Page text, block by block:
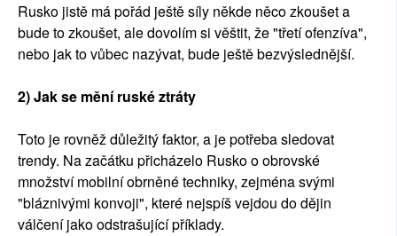
Rusko jistě má pořád ještě síly někde něco zkoušet a
bude to zkoušet, ale dovolím si věštit, že "třetí ofenzíva",
nebo jak to vůbec nazývat, bude ještě bezvýslednější.
2) Jak se mění ruské ztráty
Toto je rovněž důležitý faktor, a je potřeba sledovat
trendy. Na začátku přicházelo Rusko o obrovské
množství mobilní obrněné techniky, zejména svými
"bláznivými konvoji", které nejspíš vejdou do dějin
válčení jako odstrašující příklady.